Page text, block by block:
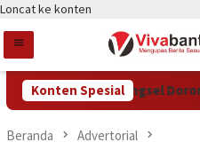
Loncat ke konten
Konten Spesial
DCKTR Tangsel Dorong
Beranda Advertorial